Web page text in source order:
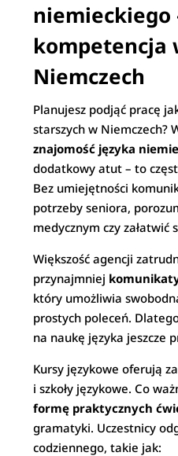
niemieckiego
kompetencja
Niemczech
Planujesz podjąć pracę
starszych w Niemczech?
znajomość języka
dodatkowy atut – to
Bez umiejętności
potrzeby seniora,
medycznym czy załatwić
Większość agencji
przynajmniej
który umożliwia
prostych poleceń.
na naukę języka jeszcze
Kursy językowe oferują
i szkoły językowe. Co
formę praktycznych
gramatyki. Uczestnicy
codziennego, takie jak: